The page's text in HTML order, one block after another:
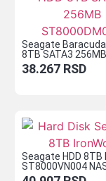
Seagate Baracuda
8TB SATA3 256MB
38.267 RSD
Seagate HDD 8TB
ST8000VN004